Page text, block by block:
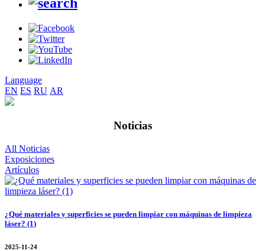
Language
EN ES RU AR
Noticias
All Noticias
Exposiciones
Artículos
¿Qué materiales y superficies se pueden limpiar con máquinas de limpieza
láser? (1)
2025-11-24